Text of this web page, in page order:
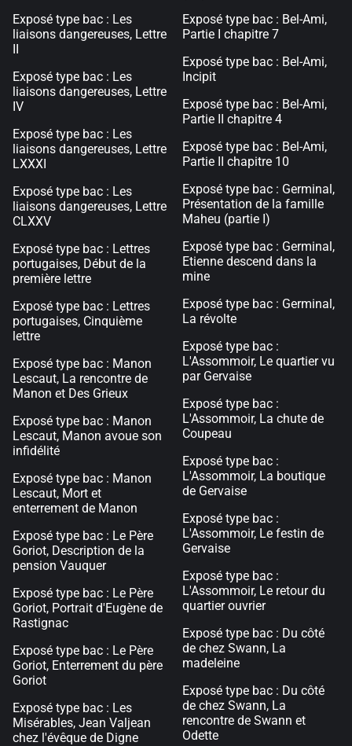
Exposé type bac : Les
liaisons dangereuses, Lettre
II
Exposé type bac : Les
liaisons dangereuses, Lettre
IV
Exposé type bac : Les
liaisons dangereuses, Lettre
LXXXI
Exposé type bac : Les
liaisons dangereuses, Lettre
CLXXV
Exposé type bac : Lettres
portugaises, Début de la
première lettre
Exposé type bac : Lettres
portugaises, Cinquième
lettre
Exposé type bac : Manon
Lescaut, La rencontre de
Manon et Des Grieux
Exposé type bac : Manon
Lescaut, Manon avoue son
infidélité
Exposé type bac : Manon
Lescaut, Mort et
enterrement de Manon
Exposé type bac : Le Père
Goriot, Description de la
pension Vauquer
Exposé type bac : Le Père
Goriot, Portrait d'Eugène de
Rastignac
Exposé type bac : Le Père
Goriot, Enterrement du père
Goriot
Exposé type bac : Les
Misérables, Jean Valjean
chez l'évêque de Digne
Exposé type bac : Bel-Ami,
Partie I chapitre 7
Exposé type bac : Bel-Ami,
Incipit
Exposé type bac : Bel-Ami,
Partie II chapitre 4
Exposé type bac : Bel-Ami,
Partie II chapitre 10
Exposé type bac : Germinal,
Présentation de la famille
Maheu (partie I)
Exposé type bac : Germinal,
Etienne descend dans la
mine
Exposé type bac : Germinal,
La révolte
Exposé type bac :
L'Assommoir, Le quartier vu
par Gervaise
Exposé type bac :
L'Assommoir, La chute de
Coupeau
Exposé type bac :
L'Assommoir, La boutique
de Gervaise
Exposé type bac :
L'Assommoir, Le festin de
Gervaise
Exposé type bac :
L'Assommoir, Le retour du
quartier ouvrier
Exposé type bac : Du côté
de chez Swann, La
madeleine
Exposé type bac : Du côté
de chez Swann, La
rencontre de Swann et
Odette